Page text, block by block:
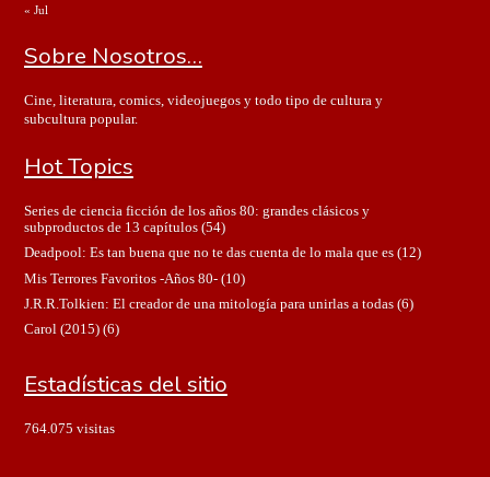
« Jul
Sobre Nosotros…
Cine, literatura, comics, videojuegos y todo tipo de cultura y
subcultura popular.
Hot Topics
Series de ciencia ficción de los años 80: grandes clásicos y
subproductos de 13 capítulos(54)
Deadpool: Es tan buena que no te das cuenta de lo mala que es(12)
Mis Terrores Favoritos -Años 80-(10)
J.R.R.Tolkien: El creador de una mitología para unirlas a todas(6)
Carol (2015)(6)
Estadísticas del sitio
764.075 visitas